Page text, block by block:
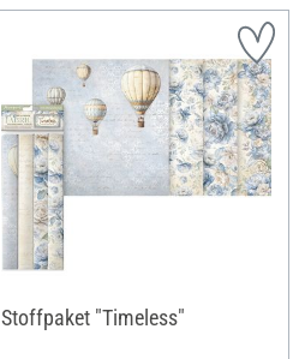
Stoffpaket "Timeless"